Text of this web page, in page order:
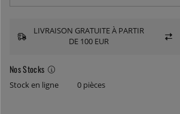
Nos Stocks
Stock en ligne 0 pièces
LIVRAISON GRATUITE À PARTIR
DE 100 EUR